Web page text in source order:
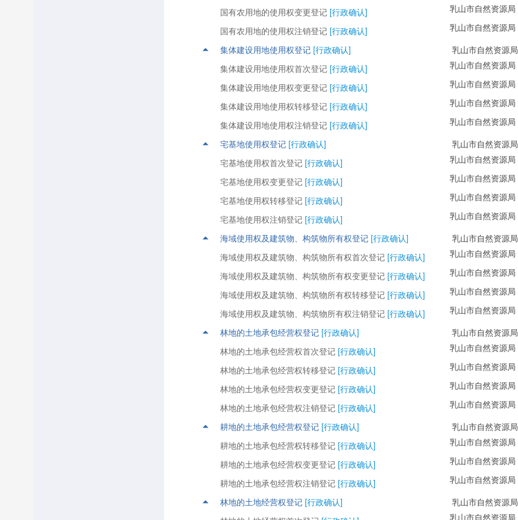
国有农用地的使用权变更登记 [行政确认] 乳山市自然资源局
国有农用地的使用权注销登记 [行政确认] 乳山市自然资源局
集体建设用地使用权登记 [行政确认]
乳山市自然资源局
集体建设用地使用权首次登记 [行政确认] 乳山市自然资源局
集体建设用地使用权变更登记 [行政确认] 乳山市自然资源局
集体建设用地使用权转移登记 [行政确认] 乳山市自然资源局
集体建设用地使用权注销登记 [行政确认] 乳山市自然资源局
宅基地使用权登记 [行政确认]
乳山市自然资源局
宅基地使用权首次登记 [行政确认] 乳山市自然资源局
宅基地使用权变更登记 [行政确认] 乳山市自然资源局
宅基地使用权转移登记 [行政确认] 乳山市自然资源局
宅基地使用权注销登记 [行政确认] 乳山市自然资源局
海域使用权及建筑物、构筑物所有权登记 [行政确认]
乳山市自然资源局
海域使用权及建筑物、构筑物所有权首次登记 [行政确认] 乳山市自然资源局
海域使用权及建筑物、构筑物所有权变更登记 [行政确认] 乳山市自然资源局
海域使用权及建筑物、构筑物所有权转移登记 [行政确认] 乳山市自然资源局
海域使用权及建筑物、构筑物所有权注销登记 [行政确认] 乳山市自然资源局
林地的土地承包经营权登记 [行政确认]
乳山市自然资源局
林地的土地承包经营权首次登记 [行政确认] 乳山市自然资源局
林地的土地承包经营权转移登记 [行政确认] 乳山市自然资源局
林地的土地承包经营权变更登记 [行政确认] 乳山市自然资源局
林地的土地承包经营权注销登记 [行政确认] 乳山市自然资源局
耕地的土地承包经营权登记 [行政确认]
乳山市自然资源局
耕地的土地承包经营权转移登记 [行政确认] 乳山市自然资源局
耕地的土地承包经营权变更登记 [行政确认] 乳山市自然资源局
耕地的土地承包经营权注销登记 [行政确认] 乳山市自然资源局
林地的土地经营权登记 [行政确认]
乳山市自然资源局
乳山市自然资源局